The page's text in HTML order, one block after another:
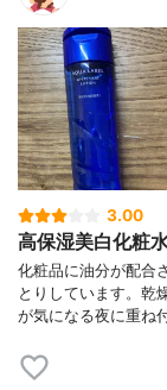
3.00
高保湿美白化粧
化粧品に油分が配合
とりしています。乾
が気になる夜に重ね